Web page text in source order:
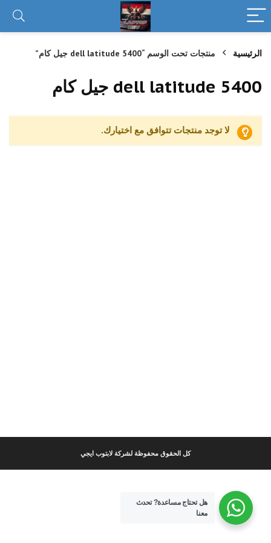
الرئيسية منتجات تحت الوسم “dell latitude 5400 جيل كام”
dell latitude 5400 جيل كام
لا توجد منتجات تتوافق مع اختيارك.
كل الحقوق محفوظة لشركة لابتوب ايجي
هل تحتاج مساعدة?تحدث
معنا